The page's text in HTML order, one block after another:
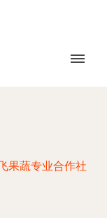
果蔬专业合作社